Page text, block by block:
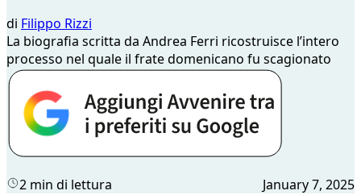
di Filippo Rizzi
La biografia scritta da Andrea Ferri ricostruisce l’intero
processo nel quale il frate domenicano fu scagionato
2 min di lettura January 7, 2025